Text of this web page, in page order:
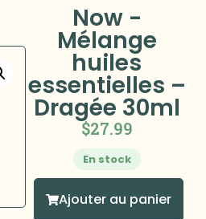
Now -
Mélange
huiles
essentielles –
Dragée 30ml
$27.99
En stock
Ajouter au panier